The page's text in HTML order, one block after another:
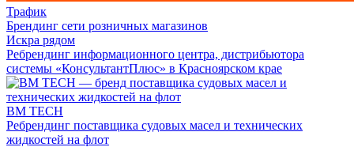
Трафик
Брендинг сети розничных магазинов
Искра рядом
Ребрендинг информационного центра, дистрибьютора
системы «КонсультантПлюс» в Красноярском крае
BM TECH
Ребрендинг поставщика судовых масел и технических
жидкостей на флот